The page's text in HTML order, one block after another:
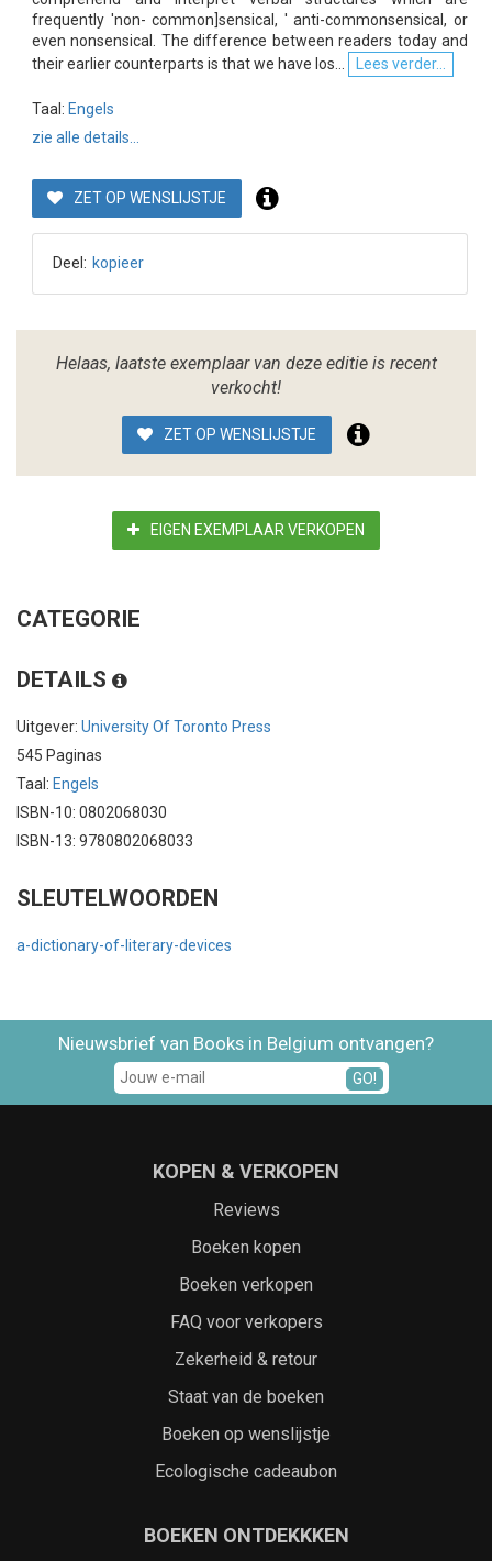
frequently 'non- common]sensical, ' anti-commonsensical, or
even nonsensical. The difference between readers today and
their earlier counterparts is that we have los...
Lees verder...
Taal: Engels
zie alle details...
ZET OP WENSLIJSTJE
Deel: kopieer
Helaas, laatste exemplaar van deze editie is recent
verkocht!
ZET OP WENSLIJSTJE
EIGEN EXEMPLAAR VERKOPEN
CATEGORIE
DETAILS
Uitgever: University Of Toronto Press
545 Paginas
Taal: Engels
ISBN-10: 0802068030
ISBN-13: 9780802068033
SLEUTELWOORDEN
a-dictionary-of-literary-devices
Nieuwsbrief van Books in Belgium ontvangen?
GO!
KOPEN & VERKOPEN
Reviews
Boeken kopen
Boeken verkopen
FAQ voor verkopers
Zekerheid & retour
Staat van de boeken
Boeken op wenslijstje
Ecologische cadeaubon
BOEKEN ONTDEKKKEN